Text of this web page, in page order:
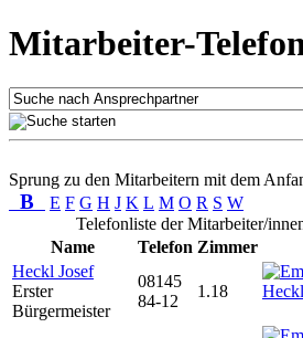
Mitarbeiter-
Sprung zu den Mitarbeitern mit dem
B E F G H J K L M O R S W
Telefonliste der Mitarbeiter/
Name
Telefon Zimmer
Heckl Josef
Erster
Bürgermeister
08145
84-12
1.18